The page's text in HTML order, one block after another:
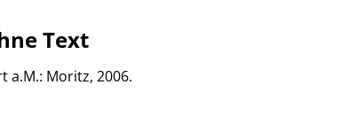
Text
a.M.: Moritz, 2006.